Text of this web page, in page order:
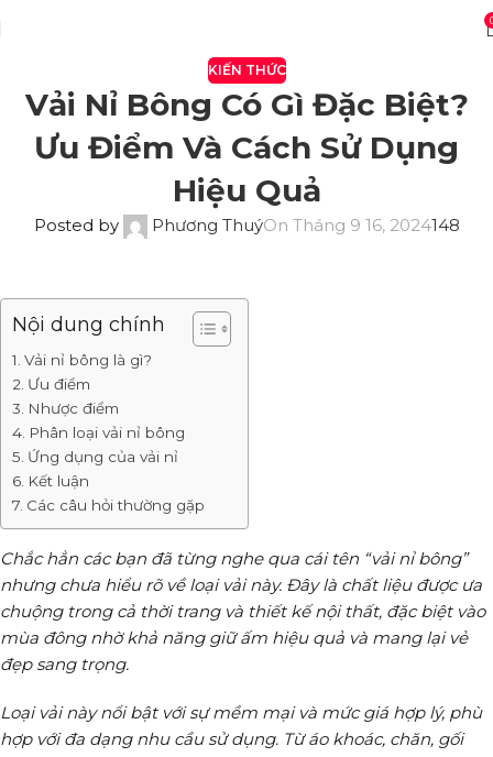
KIẾN THỨC
Vải Nỉ Bông Có Gì Đặc Biệt?
Ưu Điểm Và Cách Sử Dụng
Hiệu Quả
Posted by Phương ThuýOn Tháng 9 16, 2024148
Nội dung chính
Vải nỉ bông là gì?
Ưu điểm
Nhược điểm
Phân loại vải nỉ bông
Ứng dụng của vải nỉ
Kết luận
Các câu hỏi thường gặp
Chắc hẳn các bạn đã từng nghe qua cái tên “vải nỉ bông”
nhưng chưa hiểu rõ về loại vải này. Đây là chất liệu được ưa
chuộng trong cả thời trang và thiết kế nội thất, đặc biệt vào
mùa đông nhờ khả năng giữ ấm hiệu quả và mang lại vẻ
đẹp sang trọng.
Loại vải này nổi bật với sự mềm mại và mức giá hợp lý, phù
hợp với đa dạng nhu cầu sử dụng. Từ áo khoác, chăn, gối